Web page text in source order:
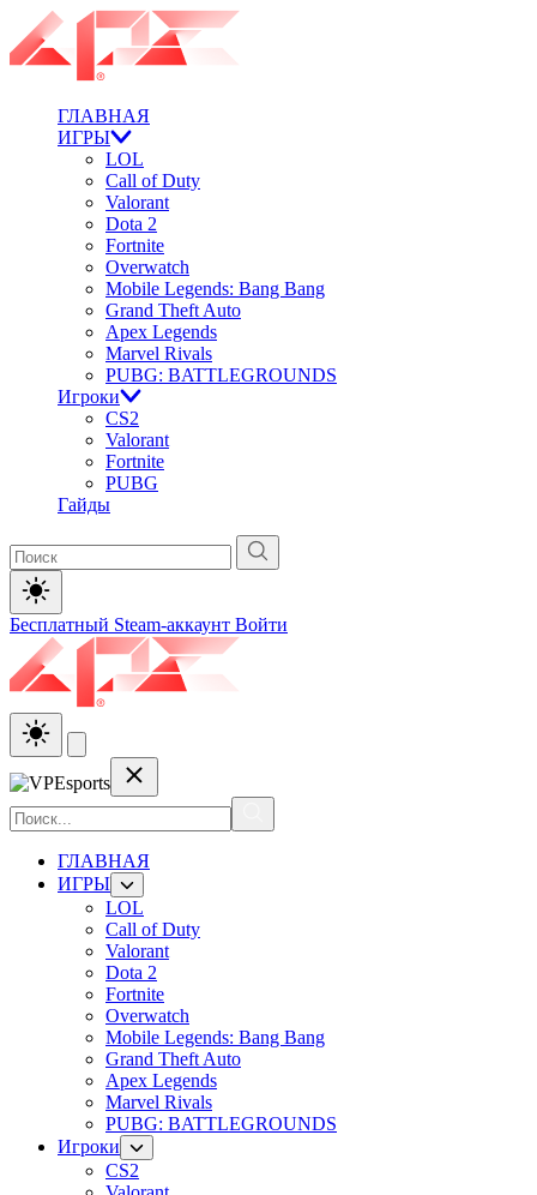
ГЛАВНАЯ
ИГРЫ
LOL
Call of Duty
Valorant
Dota 2
Fortnite
Overwatch
Mobile Legends: Bang Bang
Grand Theft Auto
Apex Legends
Marvel Rivals
PUBG: BATTLEGROUNDS
Игроки
CS2
Valorant
Fortnite
PUBG
Гайды
Бесплатный Steam-аккаунт Войти
ГЛАВНАЯ
ИГРЫ
LOL
Call of Duty
Valorant
Dota 2
Fortnite
Overwatch
Mobile Legends: Bang Bang
Grand Theft Auto
Apex Legends
Marvel Rivals
PUBG: BATTLEGROUNDS
Игроки
CS2